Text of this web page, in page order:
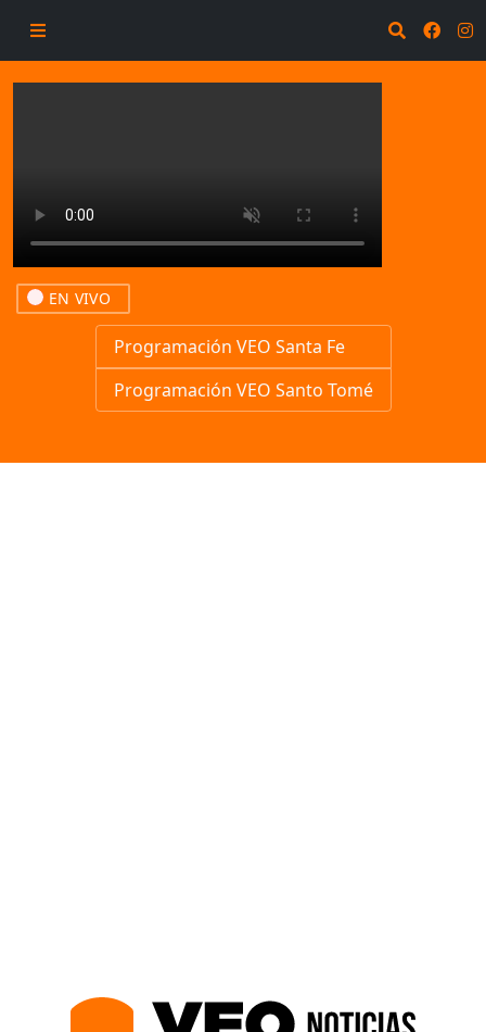
EN VIVO
Programación VEO Santa Fe
Programación VEO Santo Tomé